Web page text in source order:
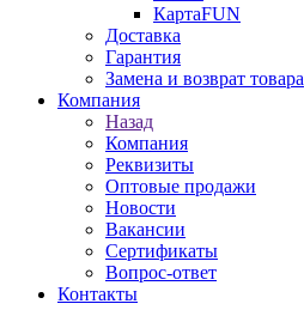
КартаFUN
Доставка
Гарантия
Замена и возврат товара
Компания
Назад
Компания
Реквизиты
Оптовые продажи
Новости
Вакансии
Сертификаты
Вопрос-ответ
Контакты